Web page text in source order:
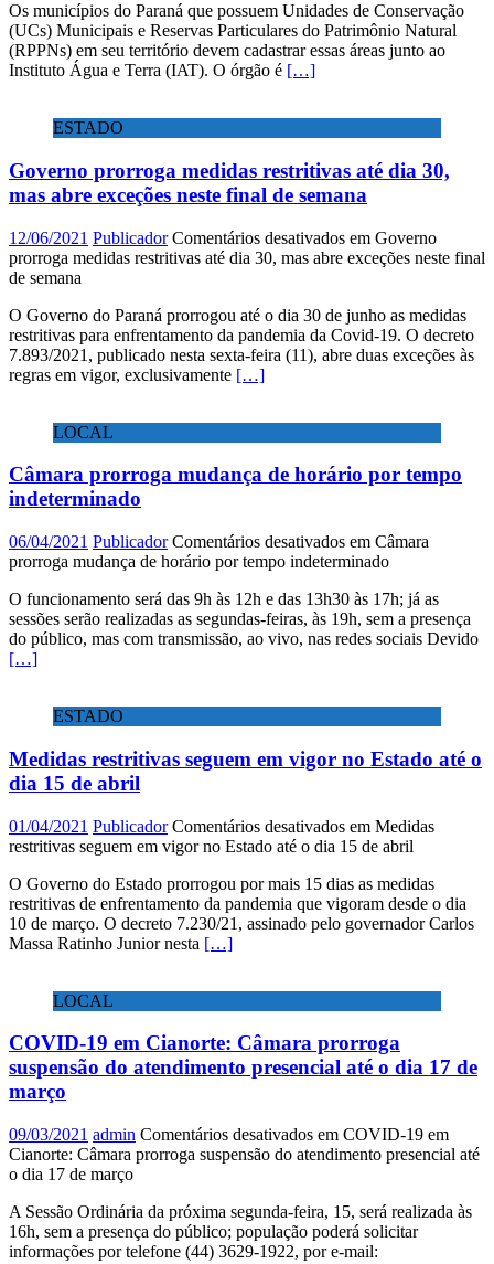
Os municípios do Paraná que possuem Unidades de Conservação
(UCs) Municipais e Reservas Particulares do Patrimônio Natural
(RPPNs) em seu território devem cadastrar essas áreas junto ao
Instituto Água e Terra (IAT). O órgão é […]
ESTADO
Governo prorroga medidas restritivas até dia 30,
mas abre exceções neste final de semana
12/06/2021 Publicador Comentários desativados em Governo
prorroga medidas restritivas até dia 30, mas abre exceções neste final
de semana
O Governo do Paraná prorrogou até o dia 30 de junho as medidas
restritivas para enfrentamento da pandemia da Covid-19. O decreto
7.893/2021, publicado nesta sexta-feira (11), abre duas exceções às
regras em vigor, exclusivamente […]
LOCAL
Câmara prorroga mudança de horário por tempo
indeterminado
06/04/2021 Publicador Comentários desativados em Câmara
prorroga mudança de horário por tempo indeterminado
O funcionamento será das 9h às 12h e das 13h30 às 17h; já as
sessões serão realizadas as segundas-feiras, às 19h, sem a presença
do público, mas com transmissão, ao vivo, nas redes sociais Devido
[…]
ESTADO
Medidas restritivas seguem em vigor no Estado até o
dia 15 de abril
01/04/2021 Publicador Comentários desativados em Medidas
restritivas seguem em vigor no Estado até o dia 15 de abril
O Governo do Estado prorrogou por mais 15 dias as medidas
restritivas de enfrentamento da pandemia que vigoram desde o dia
10 de março. O decreto 7.230/21, assinado pelo governador Carlos
Massa Ratinho Junior nesta […]
LOCAL
COVID-19 em Cianorte: Câmara prorroga
suspensão do atendimento presencial até o dia 17 de
março
09/03/2021 admin Comentários desativados em COVID-19 em
Cianorte: Câmara prorroga suspensão do atendimento presencial até
o dia 17 de março
A Sessão Ordinária da próxima segunda-feira, 15, será realizada às
16h, sem a presença do público; população poderá solicitar
informações por telefone (44) 3629-1922, por e-mail: